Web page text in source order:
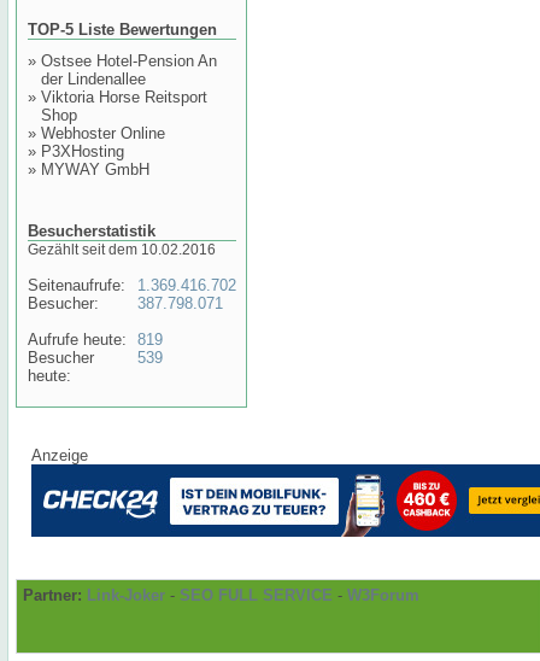
TOP-5 Liste Bewertungen
» Ostsee Hotel-Pension An
der Lindenallee
» Viktoria Horse Reitsport
Shop
» Webhoster Online
» P3XHosting
» MYWAY GmbH
Besucherstatistik
Gezählt seit dem 10.02.2016
Seitenaufrufe:
Besucher:
Aufrufe heute:
Besucher
heute:
1.369.416.702
387.798.071
819
539
Anzeige
Partner: Link-Joker - SEO FULL SERVICE - W3Forum